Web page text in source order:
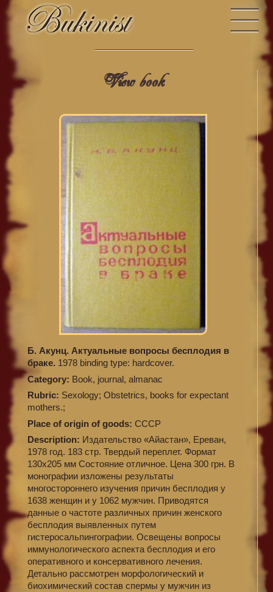
View book
Б. Акунц. Актуальные вопросы бесплодия в
браке. 1978 binding type: hardcover.
Category: Book, journal, almanac
Rubric: Sexology; Obstetrics, books for expectant
mothers.;
Place of origin of goods: СССР
Description: Издательство «Айастан», Ереван,
1978 год. 183 стр. Твердый переплет. Формат
130х205 мм Состояние отличное. Цена 300 грн. В
монографии изложены результаты
многостороннего изучения причин бесплодия у
1638 женщин и у 1062 мужчин. Приводятся
данные о частоте различных причин женского
бесплодия выявленных путем
гистеросальпингографии. Освещены вопросы
иммунологического аспекта бесплодия и его
оперативного и консервативного лечения.
Детально рассмотрен морфологический и
биохимический состав спермы у мужчин из